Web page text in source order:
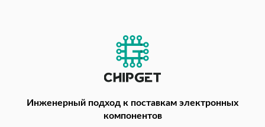
Инженерный подход к поставкам электронных
компонентов